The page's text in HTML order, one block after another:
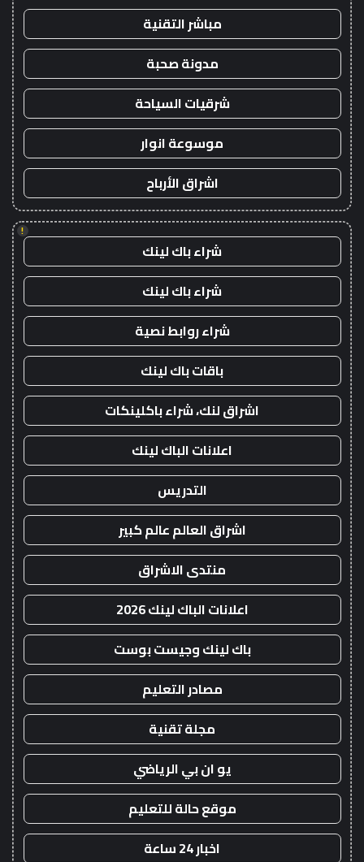
مباشر التقنية
مدونة صحبة
شرقيات السياحة
موسوعة انوار
اشراق الأرباح
!
شراء باك لينك
شراء باك لينك
شراء روابط نصية
باقات باك لينك
اشراق لنك، شراء باكلينكات
اعلانات الباك لينك
التدريس
اشراق العالم عالم كبير
منتدى الاشراق
اعلانات الباك لينك 2026
باك لينك وجيست بوست
مصادر التعليم
مجلة تقنية
يو ان بي الرياضي
موقع حالة للتعليم
اخبار 24 ساعة